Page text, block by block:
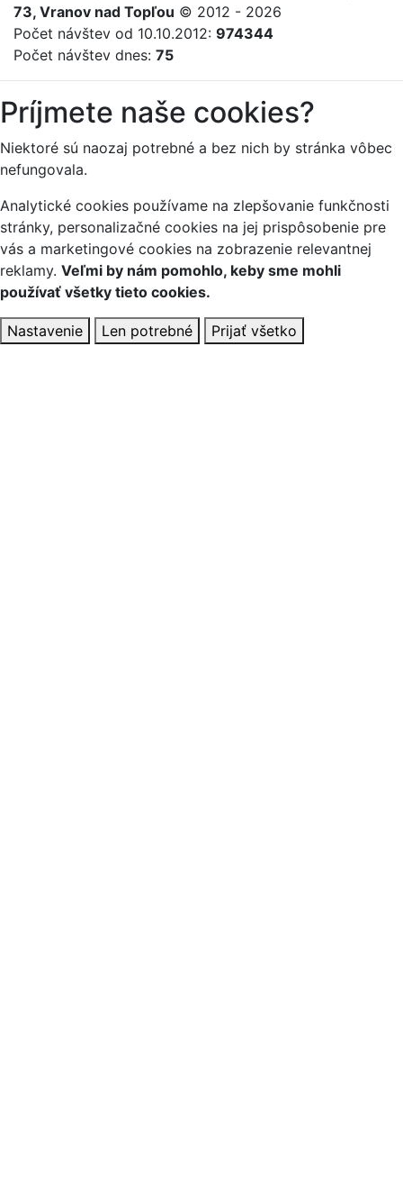
73, Vranov nad Topľou © 2012 - 2026
Počet návštev od 10.10.2012: 974344
Počet návštev dnes: 75
Príjmete naše cookies?
Niektoré sú naozaj potrebné a bez nich by stránka vôbec
nefungovala.
Analytické cookies používame na zlepšovanie funkčnosti
stránky, personalizačné cookies na jej prispôsobenie pre
vás a marketingové cookies na zobrazenie relevantnej
reklamy. Veľmi by nám pomohlo, keby sme mohli
používať všetky tieto cookies.
Nastavenie Len potrebné Prijať všetko